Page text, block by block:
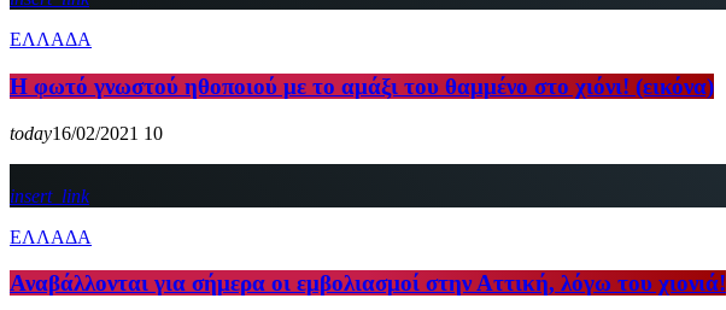
ΕΛΛΑΔΑ
Η φωτό γνωστού ηθοποιού με το αμάξι του θαμμένο στο χιόνι! (εικόνα)
today16/02/2021 10
insert_link
ΕΛΛΑΔΑ
Αναβάλλονται για σήμερα οι εμβολιασμοί στην Αττική, λόγω του χιονιά!